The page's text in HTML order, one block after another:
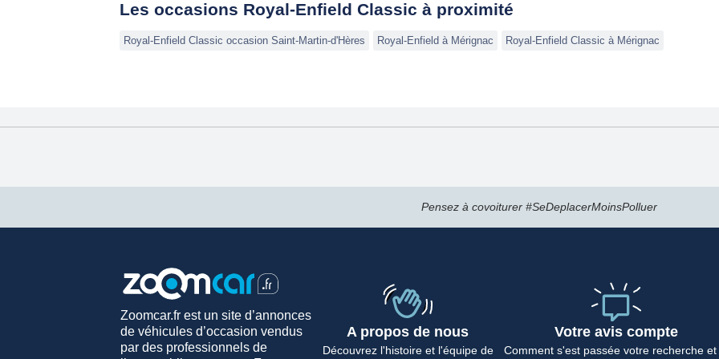
Les occasions Royal-Enfield Classic à proximité
Royal-Enfield Classic occasion Saint-Martin-d'Hères Royal-Enfield à Mérignac Royal-Enfield Classic à Mérignac
Pensez à covoiturer #SeDeplacerMoinsPolluer
Zoomcar.fr est un site d’annonces
de véhicules d’occasion vendus
par des professionnels de
A propos de nous
Découvrez l'histoire et l'équipe de
Votre avis compte
Comment s'est passée votre recherche et